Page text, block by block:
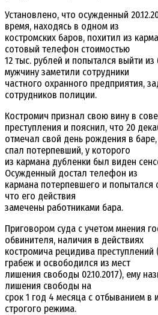
Установлено, что осужденный
время, находясь в одном из
костромских баров, похитил из
сотовый телефон стоимостью
12 тыс. рублей и попытался выйти
мужчину заметили сотрудники
частного охранного предприятия,
сотрудников полиции.
Костромич признал свою вину в
преступления и пояснил, что 20
отмечал свой день рождения в
спал потерпевший, у которого
из кармана дубленки был виден
Осужденный достал телефон из
кармана потерпевшего и попытался
что его действия
замечены работниками бара.
Приговором суда с учетом мнения
обвинителя, наличия в действиях
костромича рецидива
грабеж и освободился из мест
лишения свободы 02.10.2017), ему
лишения свободы на
срок 1 год 4 месяца с отбыванием в
строгого режима.